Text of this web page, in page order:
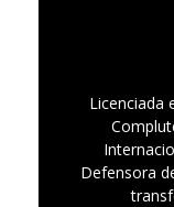
Licenciada
Defensora